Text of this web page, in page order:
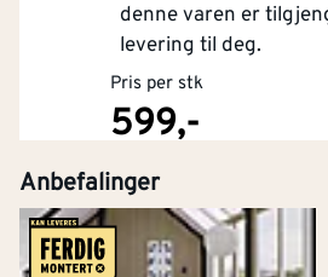
denne varen er
levering til deg.
Pris per stk
599,-
Anbefalinger